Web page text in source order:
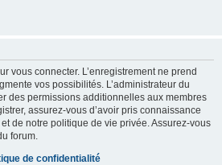
vous connecter. L’enregistrement ne prend
vos possibilités. L’administrateur du
des permissions additionnelles aux membres
assurez-vous d’avoir pris connaissance
de notre politique de vie privée. Assurez-vous
forum.
de confidentialité